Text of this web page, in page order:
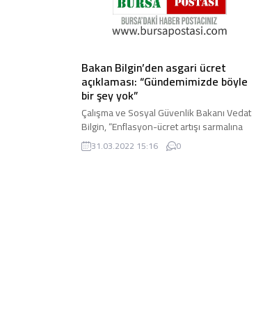
Bakan Bilgin’den asgari ücret
açıklaması: “Gündemimizde böyle
bir şey yok”
Çalışma ve Sosyal Güvenlik Bakanı Vedat
Bilgin, “Enflasyon-ücret artışı sarmalına
sebep olacak bu tür yaklaşımları yanlış
buluyorum. Olağanüstü ...
31.03.2022 15:16 0